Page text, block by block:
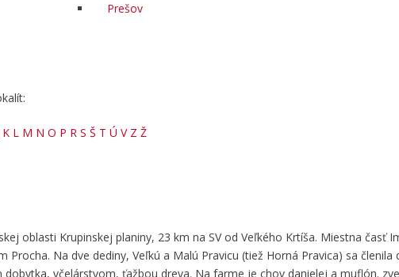
Prešov
K L M N O P R S Š T Ú V Z Ž
oblasti Krupinskej planiny, 23 km na SV od Veľkého Krtíša. Miestna časť
Procha. Na dve dediny, Veľkú a Malú Pravicu (tiež Horná Pravica) sa
dobytka, včelárstvom, ťažbou dreva. Na farme je chov danielej a muflón.